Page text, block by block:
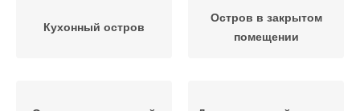
Кухонный остров
Остров в закрытом
помещении